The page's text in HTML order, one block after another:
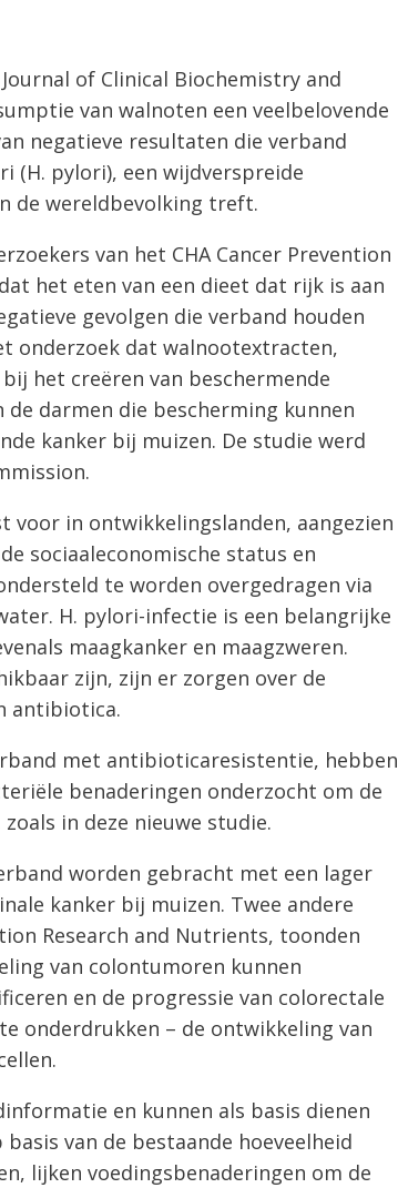
of Clinical Biochemistry and
van walnoten een veelbelovende
negatieve resultaten die verband
(H. pylori), een wijdverspreide
de wereldbevolking treft.
van het CHA Cancer Prevention
het eten van een dieet dat rijk is aan
gevolgen die verband houden
onderzoek dat walnootextracten,
het creëren van beschermende
darmen die bescherming kunnen
kanker bij muizen. De studie werd
voor in ontwikkelingslanden, aangezien
sociaaleconomische status en
te worden overgedragen via
H. pylori-infectie is een belangrijke
maagkanker en maagzweren.
zijn, zijn er zorgen over de
antibiotica.
met antibioticaresistentie, hebben
benaderingen onderzocht om de
in deze nieuwe studie.
worden gebracht met een lager
kanker bij muizen. Twee andere
Research and Nutrients, toonden
van colontumoren kunnen
en de progressie van colorectale
onderdrukken – de ontwikkeling van
en kunnen als basis dienen
van de bestaande hoeveelheid
lijken voedingsbenaderingen om de